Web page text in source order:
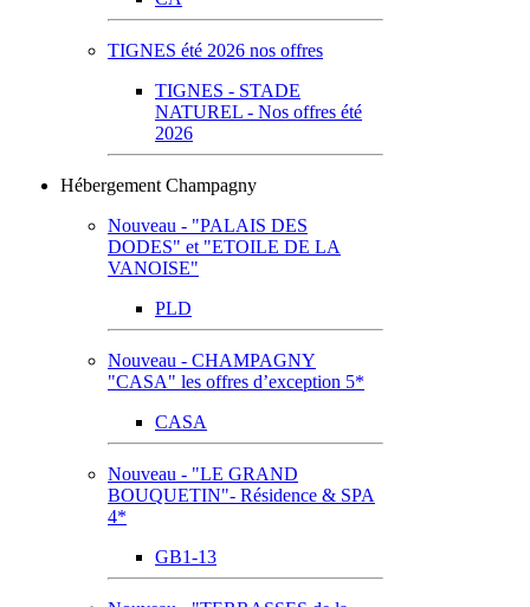
TIGNES été 2026 nos offres
TIGNES - STADE
NATUREL - Nos offres été
2026
Hébergement Champagny
Nouveau - "PALAIS DES
DODES" et "ETOILE DE LA
VANOISE"
PLD
Nouveau - CHAMPAGNY
"CASA" les offres d’exception 5*
CASA
Nouveau - "LE GRAND
BOUQUETIN"- Résidence & SPA
4*
GB1-13